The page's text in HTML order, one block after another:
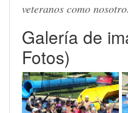
veteranos como
Galería de
Fotos)